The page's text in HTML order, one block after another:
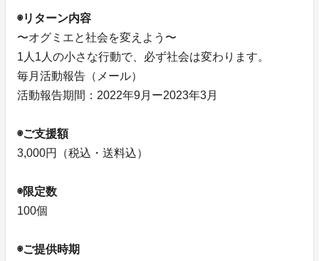
◉リターン内容
〜オグミエと社会を変えよう〜
1人1人の小さな行動で、必ず社会は変わります。
毎月活動報告（メール）
活動報告期間：2022年9月ー2023年3月
◉ご支援額
3,000円（税込・送料込）
◉限定数
100個
◉ご提供時期